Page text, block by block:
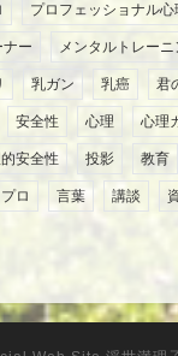
プロフェッショナル
ナー メンタルトレーニ
乳ガン 乳癌 君
安全性 心理 心理
安全性 投影 教育
ロ 言葉 講談